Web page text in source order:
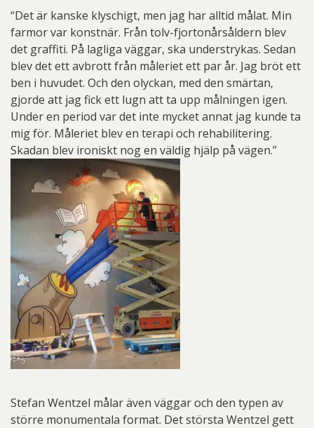
“Det är kanske klyschigt, men jag har alltid målat. Min
farmor var konstnär. Från tolv-fjortonårsåldern blev
det graffiti. På lagliga väggar, ska understrykas. Sedan
blev det ett avbrott från måleriet ett par år. Jag bröt ett
ben i huvudet. Och den olyckan, med den smärtan,
gjorde att jag fick ett lugn att ta upp målningen igen.
Under en period var det inte mycket annat jag kunde ta
mig för. Måleriet blev en terapi och rehabilitering.
Skadan blev ironiskt nog en väldig hjälp på vägen.”
Stefan Wentzel målar även väggar och den typen av
större monumentala format. Det största Wentzel gett